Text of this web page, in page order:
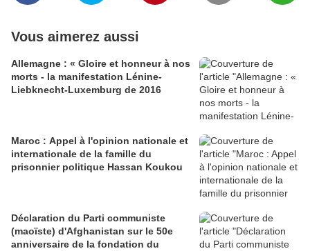
Vous aimerez aussi
Allemagne : « Gloire et honneur à nos
morts - la manifestation Lénine-
Liebknecht-Luxemburg de 2016
Maroc : Appel à l'opinion nationale et
internationale de la famille du
prisonnier politique Hassan Koukou
Déclaration du Parti communiste
(maoïste) d'Afghanistan sur le 50e
anniversaire de la fondation du